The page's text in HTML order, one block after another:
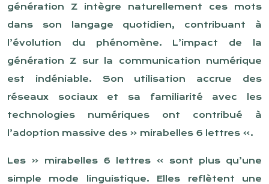
génération Z intègre naturellement ces mots
dans son langage quotidien, contribuant à
l’évolution du phénomène. L’impact de la
génération Z sur la communication numérique
est indéniable. Son utilisation accrue des
réseaux sociaux et sa familiarité avec les
technologies numériques ont contribué à
l’adoption massive des « mirabelles 6 lettres ».
Les « mirabelles 6 lettres » sont plus qu’une
simple mode linguistique. Elles reflètent une